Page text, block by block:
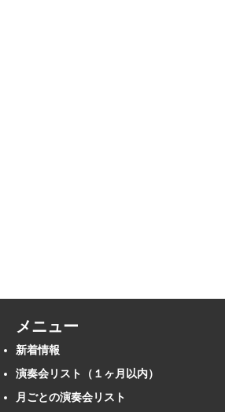
メニュー
新着情報
演奏会リスト（１ヶ月以内）
月ごとの演奏会リスト